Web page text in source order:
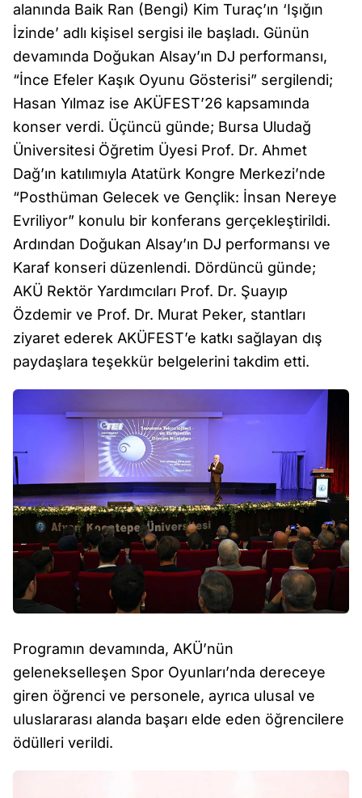
alanında Baik Ran (Bengi) Kim Turaç’ın ‘Işığın
İzinde’ adlı kişisel sergisi ile başladı. Günün
devamında Doğukan Alsay’ın DJ performansı,
“İnce Efeler Kaşık Oyunu Gösterisi” sergilendi;
Hasan Yılmaz ise AKÜFEST’26 kapsamında
konser verdi. Üçüncü günde; Bursa Uludağ
Üniversitesi Öğretim Üyesi Prof. Dr. Ahmet
Dağ’ın katılımıyla Atatürk Kongre Merkezi’nde
“Posthüman Gelecek ve Gençlik: İnsan Nereye
Evriliyor” konulu bir konferans gerçekleştirildi.
Ardından Doğukan Alsay’ın DJ performansı ve
Karaf konseri düzenlendi. Dördüncü günde;
AKÜ Rektör Yardımcıları Prof. Dr. Şuayıp
Özdemir ve Prof. Dr. Murat Peker, stantları
ziyaret ederek AKÜFEST’e katkı sağlayan dış
paydaşlara teşekkür belgelerini takdim etti.
Programın devamında, AKÜ’nün
gelenekselleşen Spor Oyunları’nda dereceye
giren öğrenci ve personele, ayrıca ulusal ve
uluslararası alanda başarı elde eden öğrencilere
ödülleri verildi.